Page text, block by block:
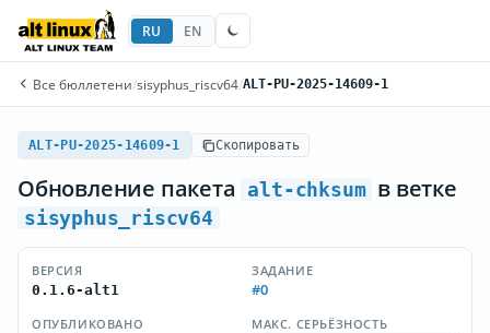
RU EN
Все бюллетени/sisyphus_riscv64/ALT-PU-2025-14609-1
ALT-PU-2025-14609-1 Скопировать
Обновление пакета alt-chksum в ветке
sisyphus_riscv64
ВЕРСИЯ
0.1.6-alt1
ЗАДАНИЕ
#0
ОПУБЛИКОВАНО
МАКС. СЕРЬЁЗНОСТЬ